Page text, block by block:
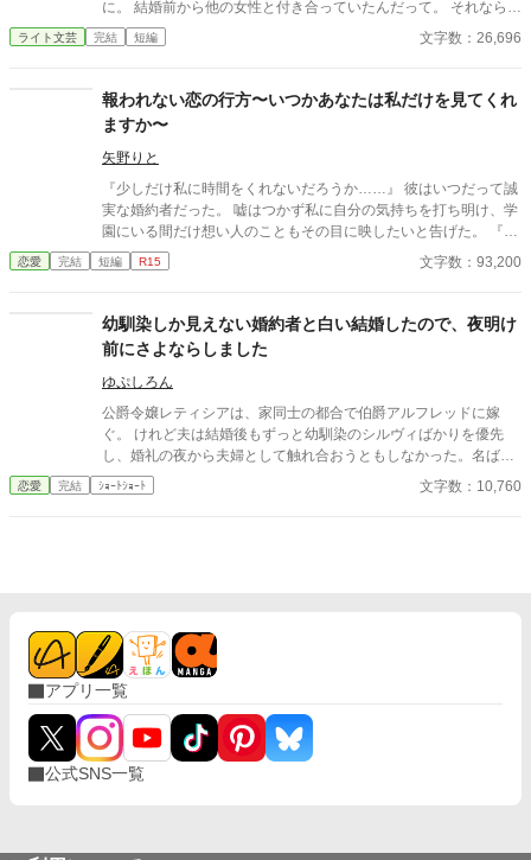
に。 結婚前から他の女性と付き合っていたんだって。 それならそ
うと、ちゃんと話してくれていれば、結婚なんて しなかった。 呆
れた私はすぐに家を出て自立の道を探すことにした。 それなの
夫。 だめだめ、信用できないからね～。 さようなら。 ＊＊＊＊
＊＊*.✿..✿.*＊＊＊＊＊＊ ◇｜日比野滉星《ひびのこうせい》32
才 会社員 ◇ 日比野ひまり 32才 ◇ 石田唯 29才
滉星の同僚 ◇新堂冬也 25才 ひまり
の転職先の先輩(鉄道会社) 2025.4.11 完結 25649字
ライト文芸 完結 短編 文字数：26,696
報われない恋の行方〜いつかあなたは私だけを見てくれ
ますか〜
矢野りと
『少しだけ私に時間をくれないだろうか……』 彼はいつだって誠
実な婚約者だった。 嘘はつかず私に自分の気持ちを打ち明け、学
園にいる間だけ想い人のこともその目に映したいと告げた。 『想
いを告げることはしない。ただ見ていたいんだ。どうか、許して
欲しい』 『……分かりました、ロイド様』 私は彼に恋をしてい
約束通りその瞳に私だけを映してくれ嬉しかった。彼は誠実な夫
となり、私は幸せな妻になれた。 なのに、ある日――彼の瞳に映
るのはまた二人になっていた……。 ※この作品の設定は架空のも
のです。 ※お話の内容があわないは時はそっと閉じてくださいま
せ。
恋愛 完結 短編 R15 文字数：93,200
幼馴染しか見えない婚約者と白い結婚したので、夜明け
前にさよならしました
ゆぷしろん
公爵令嬢レティシアは、家同士の都合で伯爵アルフレッドに嫁
ぐ。 けれど夫は結婚後もずっと幼馴染のシルヴィばかりを優先
し、婚礼の夜から夫婦として触れ合おうともしなかった。名ばか
りの妻として伯爵家を支え、領地経営まで立て直しても、彼にと
ってレティシアは“都合のいい伯爵夫人”でしかない。 やがて結婚
人の女性として彼女を尊重してくれる青年医師ノアだった。 一
方、都合よく尽くしてくれる妻を失ったアルフレッドは、ようや
く自分が何を失ったのかを思い知ることになる。 幼馴染ばかりを
優先する婚約者との白い結婚に終止符を打ち、傷ついた公爵令嬢
が新天地で本当の幸せを掴む、離縁から始まる逆転ラブストーリ
ー。
恋愛 完結 ｼｮｰﾄｼｮｰﾄ 文字数：10,760
アプリ一覧
公式SNS一覧